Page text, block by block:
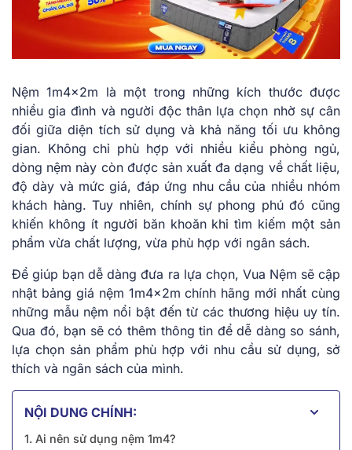
Nệm 1m4x2m là một trong những kích thước được
nhiều gia đình và người độc thân lựa chọn nhờ sự cân
đối giữa diện tích sử dụng và khả năng tối ưu không
gian. Không chỉ phù hợp với nhiều kiểu phòng ngủ,
dòng nệm này còn được sản xuất đa dạng về chất liệu,
độ dày và mức giá, đáp ứng nhu cầu của nhiều nhóm
khách hàng. Tuy nhiên, chính sự phong phú đó cũng
khiến không ít người băn khoăn khi tìm kiếm một sản
phẩm vừa chất lượng, vừa phù hợp với ngân sách.
Để giúp bạn dễ dàng đưa ra lựa chọn, Vua Nệm sẽ cập
nhật bảng giá nệm 1m4x2m chính hãng mới nhất cùng
những mẫu nệm nổi bật đến từ các thương hiệu uy tín.
Qua đó, bạn sẽ có thêm thông tin để dễ dàng so sánh,
lựa chọn sản phẩm phù hợp với nhu cầu sử dụng, sở
thích và ngân sách của mình.
NỘI DUNG CHÍNH:
1. Ai nên sử dụng nệm 1m4?